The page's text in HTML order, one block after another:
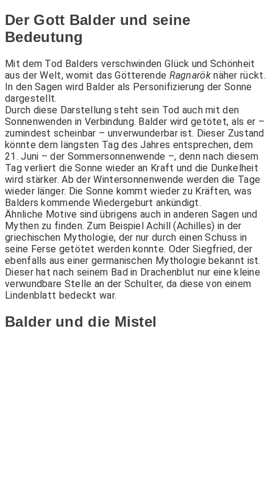
Der Gott Balder und seine
Bedeutung
Mit dem Tod Balders verschwinden Glück und Schönheit
aus der Welt, womit das Götterende Ragnaröknäher rückt.
In den Sagen wird Balder als Personifizierung der Sonne
dargestellt.
Durch diese Darstellung steht sein Tod auch mit den
Sonnenwenden in Verbindung. Balder wird getötet, als er –
zumindest scheinbar – unverwunderbar ist. Dieser Zustand
könnte dem längsten Tag des Jahres entsprechen, dem
21. Juni – der Sommersonnenwende –, denn nach diesem
Tag verliert die Sonne wieder an Kraft und die Dunkelheit
wird stärker. Ab der Wintersonnenwende werden die Tage
wieder länger. Die Sonne kommt wieder zu Kräften, was
Balders kommende Wiedergeburt ankündigt.
Ähnliche Motive sind übrigens auch in anderen Sagen und
Mythen zu finden. Zum Beispiel Achill (Achilles) in der
griechischen Mythologie, der nur durch einen Schuss in
seine Ferse getötet werden konnte. Oder Siegfried, der
ebenfalls aus einer germanischen Mythologie bekannt ist.
Dieser hat nach seinem Bad in Drachenblut nur eine kleine
verwundbare Stelle an der Schulter, da diese von einem
Lindenblatt bedeckt war.
Balder und die Mistel